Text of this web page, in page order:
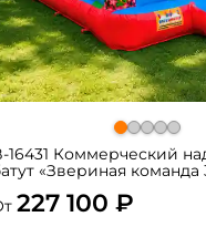
16431 Коммерческий
«Звериная команда
227 100 ₽